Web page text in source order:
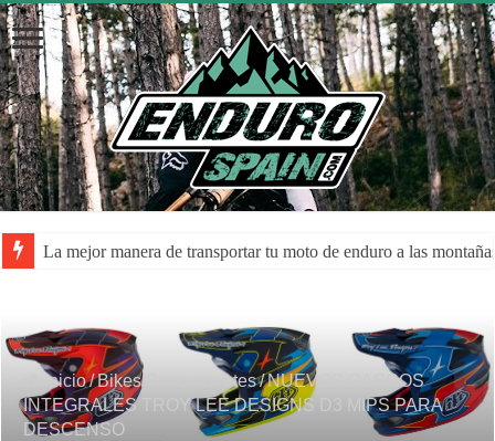
La mejor manera de transportar tu moto de enduro a las
Inicio/Bikes/Componentes/NUEVOS CASCOS
INTEGRALES TROY LEE DESIGNS D3 MIPS PARA
DESCENSO